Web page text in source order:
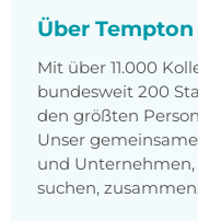
Über Tempton
Mit über 11.000
bundesweit 200
den größten
Unser
und
suchen,